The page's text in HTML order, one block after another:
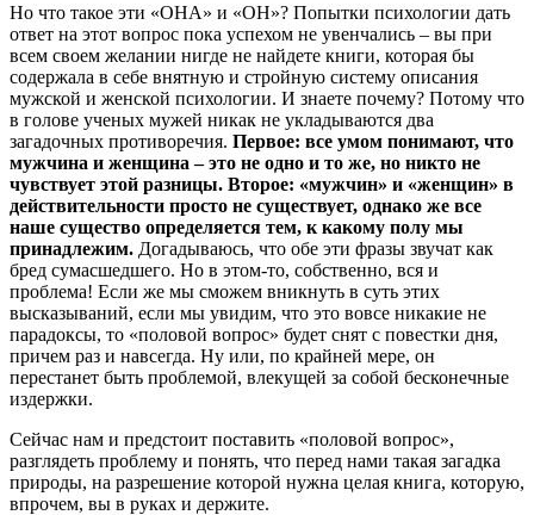
Но что такое эти «ОНА» и «ОН»? Попытки психологии дать
ответ на этот вопрос пока успехом не увенчались – вы при
всем своем желании нигде не найдете книги, которая бы
содержала в себе внятную и стройную систему описания
мужской и женской психологии. И знаете почему? Потому что
в голове ученых мужей никак не укладываются два
загадочных противоречия. Первое: все умом понимают, что
мужчина и женщина – это не одно и то же, но никто не
чувствует этой разницы. Второе: «мужчин» и «женщин» в
действительности просто не существует, однако же все
наше существо определяется тем, к какому полу мы
принадлежим. Догадываюсь, что обе эти фразы звучат как
бред сумасшедшего. Но в этом-то, собственно, вся и
проблема! Если же мы сможем вникнуть в суть этих
высказываний, если мы увидим, что это вовсе никакие не
парадоксы, то «половой вопрос» будет снят с повестки дня,
причем раз и навсегда. Ну или, по крайней мере, он
перестанет быть проблемой, влекущей за собой бесконечные
издержки.
Сейчас нам и предстоит поставить «половой вопрос»,
разглядеть проблему и понять, что перед нами такая загадка
природы, на разрешение которой нужна целая книга, которую,
впрочем, вы в руках и держите.